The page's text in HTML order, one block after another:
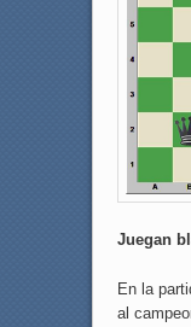
Juegan
En la
al